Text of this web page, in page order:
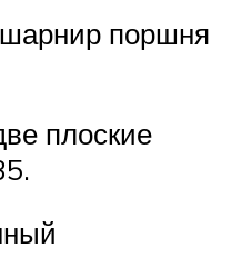
поршня
плоские